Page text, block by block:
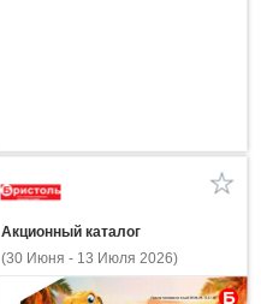
Акционный каталог
(30 Июня - 13 Июля 2026)